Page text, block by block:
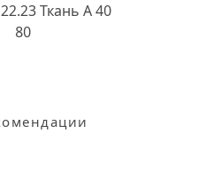
Ткань A 40
80